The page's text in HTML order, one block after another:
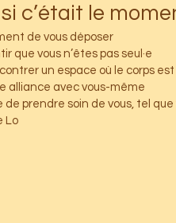
de vous déposer.
que vous n’êtes pas seul·e.
un espace où le corps
alliance avec vous-même.
Lo